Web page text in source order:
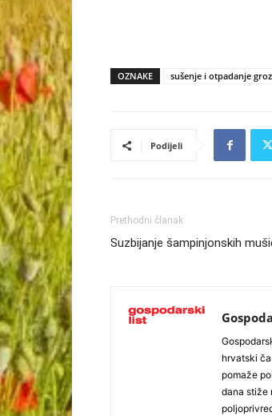
OZNAKE sušenje i otpadanje
Podijeli
Prethodni članak
Suzbijanje šampinjonskih
hrvatski
pomaže
dana stiže